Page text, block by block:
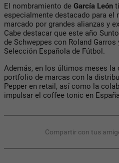
El nombramiento de García León
especialmente destacado para el
marcado por grandes alianzas y
Cabe destacar que este año
de Schweppes con Roland Garros
Selección Española de Fútbol.
Además, en los últimos meses la
portfolio de marcas con la
Pepper en retail, así como la
impulsar el coffee tonic en
Compartir con tus